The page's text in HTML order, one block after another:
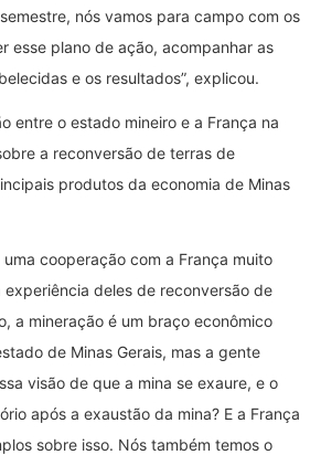
nós vamos para campo com os
esse plano de ação, acompanhar as
e os resultados”, explicou.
entre o estado mineiro e a França na
a reconversão de terras de
produtos da economia de Minas
cooperação com a França muito
deles de reconversão de
a mineração é um braço econômico
de Minas Gerais, mas a gente
visão de que a mina se exaure, e o
após a exaustão da mina? E a França
sobre isso. Nós também temos o